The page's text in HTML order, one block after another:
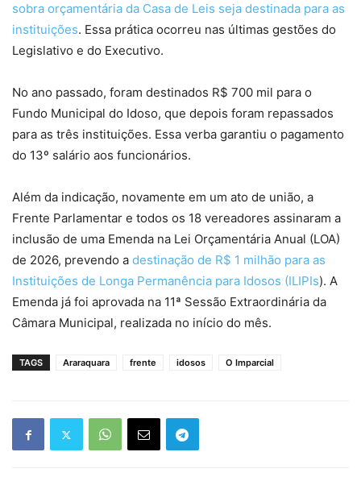
sobra orçamentária da Casa de Leis seja destinada para as
instituições. Essa prática ocorreu nas últimas gestões do
Legislativo e do Executivo.
No ano passado, foram destinados R$ 700 mil para o
Fundo Municipal do Idoso, que depois foram repassados
para as três instituições. Essa verba garantiu o pagamento
do 13º salário aos funcionários.
Além da indicação, novamente em um ato de união, a
Frente Parlamentar e todos os 18 vereadores assinaram a
inclusão de uma Emenda na Lei Orçamentária Anual (LOA)
de 2026, prevendo a destinação de R$ 1 milhão para as
Instituições de Longa Permanência para Idosos (ILIPIs). A
Emenda já foi aprovada na 11ª Sessão Extraordinária da
Câmara Municipal, realizada no início do mês.
TAGS Araraquara frente idosos O Imparcial